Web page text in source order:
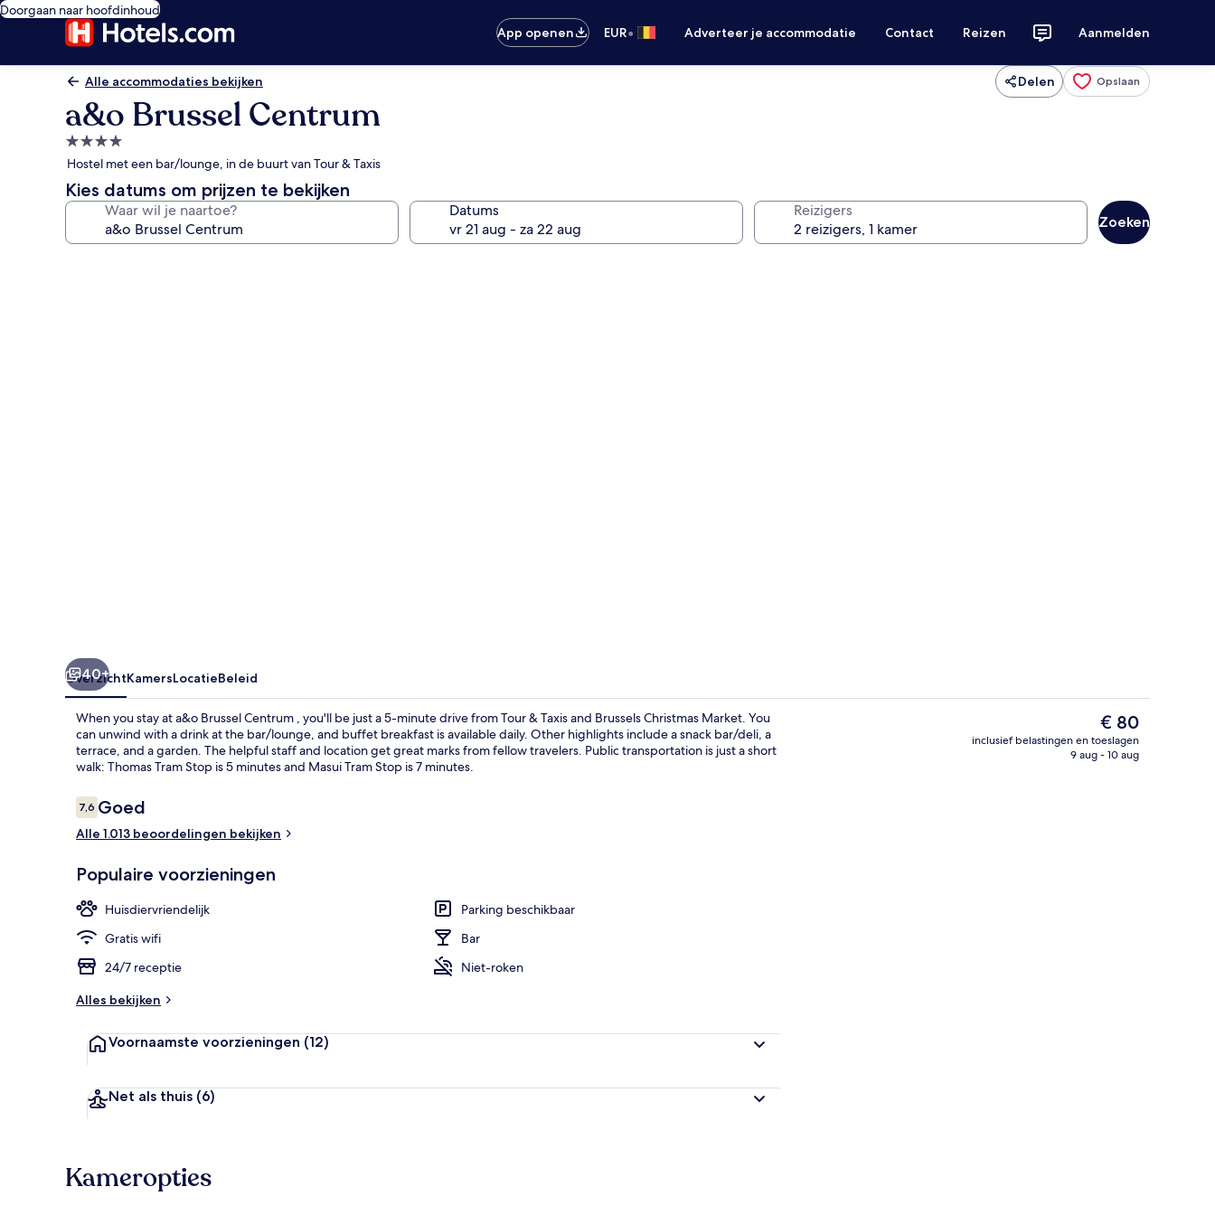
Doorgaan naar hoofdinhoud
App openen
EUR• Adverteer je accommodatie Contact Reizen Aanmelden
Alle accommodaties bekijken Delen Opslaan
a&o Brussel Centrum
4.0-
sterrenaccommodatie
Hostel met een bar/lounge, in de buurt van Tour & Taxis
Kies datums om prijzen te bekijken
Waar wil je naartoe? Datums Reizigers
Zoeken
Standaard driepersoonskamer |
40+
OverzichtKamersLocatieBeleid
When you stay at a&o Brussel Centrum , you'll be just a 5-minute drive from Tour & Taxis and Brussels Christmas Market. You
can unwind with a drink at the bar/lounge, and buffet breakfast is available daily. Other highlights include a snack bar/deli, a
terrace, and a garden. The helpful staff and location get great marks from fellow travelers. Public transportation is just a short
walk: Thomas Tram Stop is 5 minutes and Masui Tram Stop is 7 minutes.
Beoordelingen
7,67,6 op 10 –
Goed
Alle 1.013 beoordelingen bekijken
Populaire voorzieningen
Huisdiervriendelijk
Parking beschikbaar
Gratis wifi
Bar
24/7 receptie
Niet-roken
Alles bekijken
Voornaamste voorzieningen (12)
Net als thuis (6)
De
huidige
prijs
€ 80
inclusief belastingen en toeslagen
9 aug - 10 aug
Kameropties